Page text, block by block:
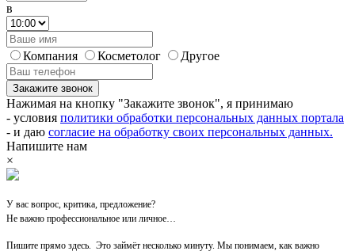
в
Компания Косметолог Другое
Закажите звонок
Нажимая на кнопку "Закажите звонок", я принимаю
- условия политики обработки персональных данных портала
- и даю согласие на обработку своих персональных данных.
Напишите нам
×
У вас вопрос, критика, предложение?
Не важно профессиональное или личное…
Пишите прямо здесь. Это займёт несколько минуту. Мы понимаем, как важно